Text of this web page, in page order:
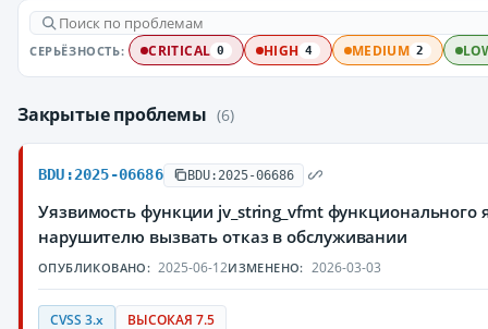
СЕРЬЁЗНОСТЬ: CRITICAL 0 HIGH 4 MEDIUM 2
Закрытые проблемы (6)
BDU:2025-06686 BDU:2025-06686
Уязвимость функции jv_string_vfmt
нарушителю вызвать отказ в обслуживании
ОПУБЛИКОВАНО: 2025-06-12ИЗМЕНЕНО: 2026-03-03
CVSS 3.x ВЫСОКАЯ 7.5